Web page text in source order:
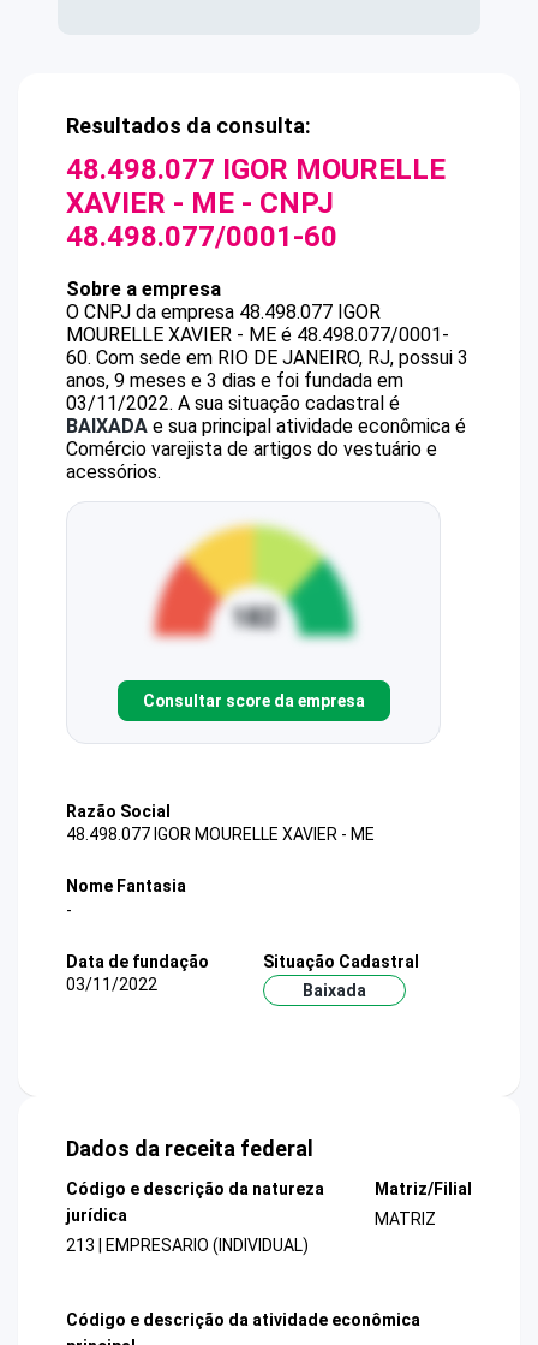
Resultados da consulta:
48.498.077 IGOR MOURELLE
XAVIER - ME - CNPJ
48.498.077/0001-60
Sobre a empresa
O CNPJ da empresa 48.498.077 IGOR
MOURELLE XAVIER - ME é 48.498.077/0001-
60. Com sede em RIO DE JANEIRO, RJ, possui 3
anos, 9 meses e 3 dias e foi fundada em
03/11/2022. A sua situação cadastral é
BAIXADA e sua principal atividade econômica é
Comércio varejista de artigos do vestuário e
acessórios.
Consultar score da empresa
Razão Social
48.498.077 IGOR MOURELLE XAVIER - ME
Nome Fantasia
-
Data de fundação
03/11/2022
Situação Cadastral
Baixada
Dados da receita federal
Código e descrição da natureza
jurídica
213 | EMPRESARIO (INDIVIDUAL)
Matriz/Filial
MATRIZ
Código e descrição da atividade econômica